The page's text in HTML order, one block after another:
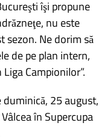
îşi propune
nu este
sezon. Ne dorim să
de pe plan intern,
Campionilor”.
25 august,
în Supercupa